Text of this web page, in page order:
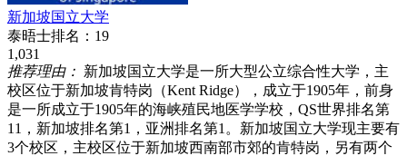
新加坡国立大学
泰晤士排名： 19
1,031
推荐理由： 新加坡国立大学是一所大型公立综合性大学，主
校区位于新加坡肯特岗（Kent Ridge），成立于1905年，前身
是一所成立于1905年的海峡殖民地医学学校，QS世界排名第
11，新加坡排名第1，亚洲排名第1。新加坡国立大学现主要有
3个校区，主校区位于新加坡西南部市郊的肯特岗，另有两个